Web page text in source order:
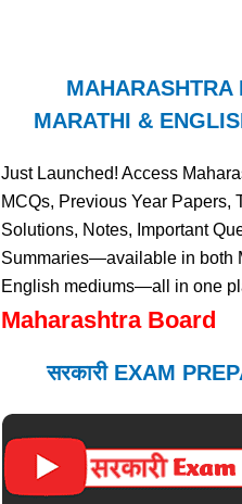
MAHARASHTRA
MARATHI &
Just Launched! Access
MCQs, Previous Year Papers,
Solutions, Notes, Important
Summaries—available in both
English mediums—all in one
Maharashtra Board
सरकारी EXAM